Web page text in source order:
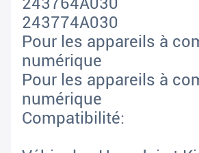
243774A030
Pour les appareils à
numérique
Pour les appareils à
numérique
Compatibilité: